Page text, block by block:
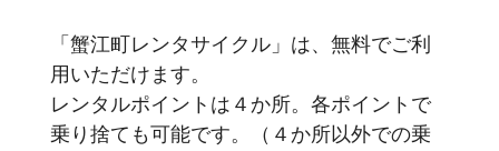
「蟹江町レンタサイクル」は、無料でご利
用いただけます。
レンタルポイントは４か所。各ポイントで
乗り捨ても可能です。（４か所以外での乗